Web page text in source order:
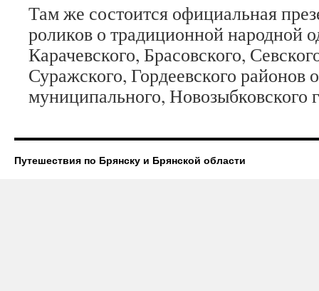
Там же состоится официальная
роликов о традиционной народной
Карачевского, Брасовского,
Суражского, Гордеевского районов
муниципального, Новозыбковского
Путешествия по Брянску и Брянской области